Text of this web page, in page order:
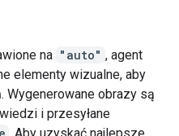
na "auto" , agent
elementy wizualne, aby
Wygenerowane obrazy są
i przesyłane